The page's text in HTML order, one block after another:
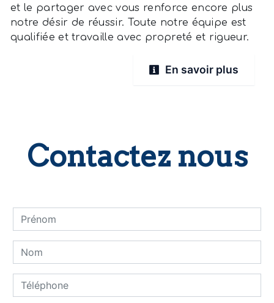
et le partager avec vous renforce encore plus
notre désir de réussir. Toute notre équipe est
qualifiée et travaille avec propreté et rigueur.
En savoir plus
Contactez nous